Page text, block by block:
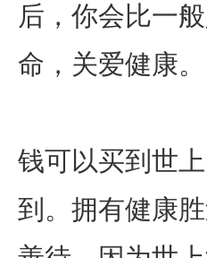
后，你会比一
命，关爱健康。
钱可以买到世
到。拥有健康